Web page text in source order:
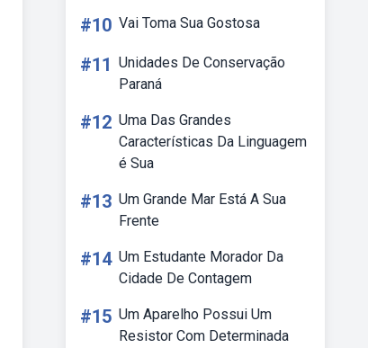
#10 Vai Toma Sua Gostosa
#11 Unidades De Conservação
Paraná
#12 Uma Das Grandes
Características Da Linguagem
é Sua
#13 Um Grande Mar Está A Sua
Frente
#14 Um Estudante Morador Da
Cidade De Contagem
#15 Um Aparelho Possui Um
Resistor Com Determinada